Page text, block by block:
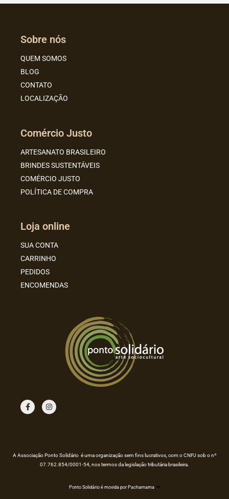
Sobre nós
QUEM SOMOS
BLOG
CONTATO
LOCALIZAÇÃO
Comércio Justo
ARTESANATO BRASILEIRO
BRINDES SUSTENTÁVEIS
COMÉRCIO JUSTO
POLÍTICA DE COMPRA
Loja online
SUA CONTA
CARRINHO
PEDIDOS
ENCOMENDAS
a
c
e
n
s
t
A Associação Ponto Solidário é uma organização sem fins lucrativos, com o CNPJ sob o nº
07.762.854/0001-54, nos termos da legislação tributária brasileira.
Ponto Solidário é movida por Pachamama ❤